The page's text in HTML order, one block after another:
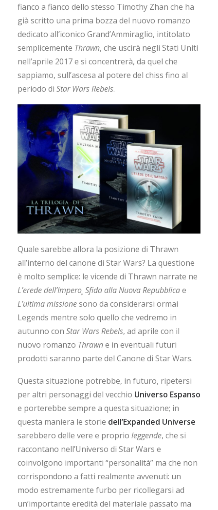
fianco a fianco dello stesso Timothy Zhan che ha
già scritto una prima bozza del nuovo romanzo
dedicato all’iconico Grand’Ammiraglio, intitolato
semplicemente Thrawn, che uscirà negli Stati Uniti
nell’aprile 2017 e si concentrerà, da quel che
sappiamo, sull’ascesa al potere del chiss fino al
periodo di Star Wars Rebels.
Quale sarebbe allora la posizione di Thrawn
all’interno del canone di Star Wars? La questione
è molto semplice: le vicende di Thrawn narrate ne
L’erede dell’Impero¸ Sfida alla Nuova Repubblicae
L’ultima missionesono da considerarsi ormai
Legends mentre solo quello che vedremo in
autunno con Star Wars Rebels, ad aprile con il
nuovo romanzo Thrawne in eventuali futuri
prodotti saranno parte del Canone di Star Wars.
Questa situazione potrebbe, in futuro, ripetersi
per altri personaggi del vecchio Universo Espanso
e porterebbe sempre a questa situazione; in
questa maniera le storie dell’Expanded Universe
sarebbero delle vere e proprio leggende, che si
raccontano nell’Universo di Star Wars e
coinvolgono importanti “personalità” ma che non
corrispondono a fatti realmente avvenuti: un
modo estremamente furbo per ricollegarsi ad
un’importante eredità del materiale passato ma